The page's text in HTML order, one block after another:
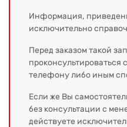
Информация,
исключительно
Перед заказом такой
телефону либо иным
Если же Вы
без консультации с
действуете